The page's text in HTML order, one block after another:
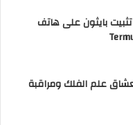
بايثون على هاتف
لعشاق علم الفلك ومراقبة